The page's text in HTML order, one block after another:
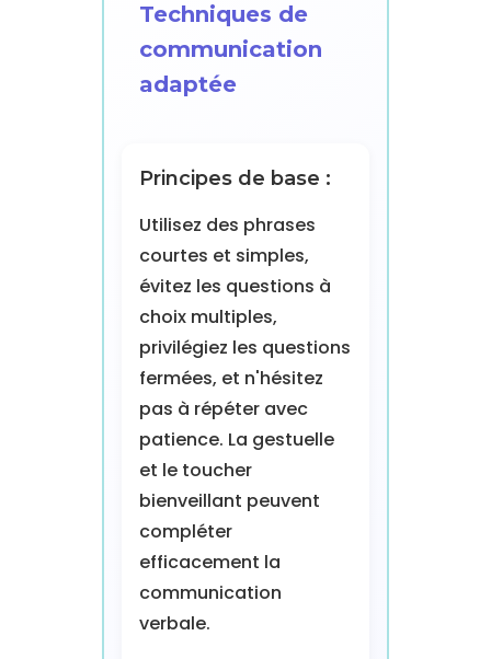
Techniques de
communication
adaptée
Principes de base :
Utilisez des phrases
courtes et simples,
évitez les questions à
choix multiples,
privilégiez les questions
fermées, et n'hésitez
pas à répéter avec
patience. La gestuelle
et le toucher
bienveillant peuvent
compléter
efficacement la
communication
verbale.